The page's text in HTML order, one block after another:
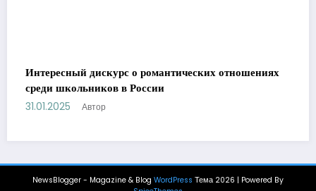
Интересный дискурс о романтических отношениях
среди школьников в России
31.01.2025 Автор
NewsBlogger - Magazine & Blog WordPress Тема 2026 | Powered By